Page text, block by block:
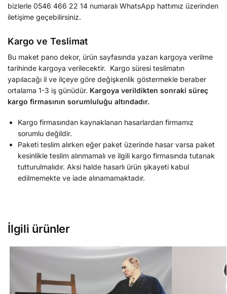
bizlerle 0546 466 22 14 numaralı WhatsApp hattımız üzerinden
iletişime geçebilirsiniz.
Kargo ve Teslimat
Bu maket pano dekor, ürün sayfasında yazan kargoya verilme
tarihinde kargoya verilecektir. Kargo süresi teslimatın
yapılacağı il ve ilçeye göre değişkenlik göstermekle beraber
ortalama 1-3 iş günüdür. Kargoya verildikten sonraki süreç
kargo firmasının sorumluluğu altındadır.
Kargo firmasından kaynaklanan hasarlardan firmamız
sorumlu değildir.
Paketi teslim alırken eğer paket üzerinde hasar varsa paket
kesinlikle teslim alınmamalı ve ilgili kargo firmasında tutanak
tutturulmalıdır. Aksi halde hasarlı ürün şikayeti kabul
edilmemekte ve iade alınamamaktadır.
İlgili ürünler